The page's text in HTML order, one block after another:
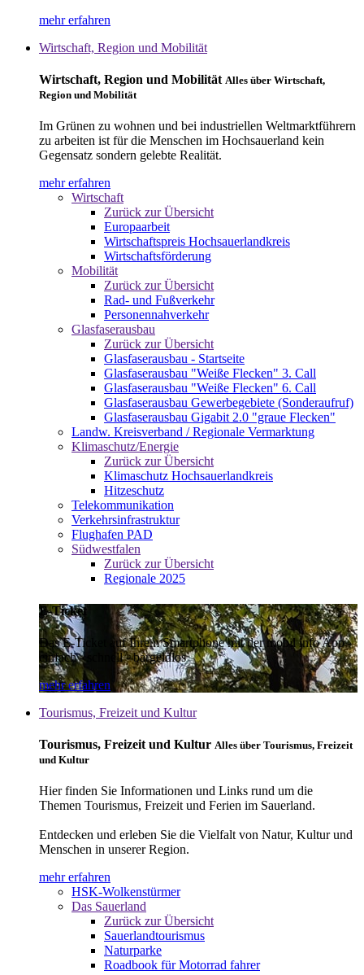
mehr erfahren
Wirtschaft, Region und Mobilität
Wirtschaft, Region und Mobilität Alles über Wirtschaft,
Region und Mobilität
Im Grünen zu wohnen und bei industriellen Weltmarktführern
zu arbeiten ist für die Menschen im Hochsauerland kein
Gegensatz sondern gelebte Realität.
mehr erfahren
Wirtschaft
Zurück zur Übersicht
Europaarbeit
Wirtschaftspreis Hochsauerlandkreis
Wirtschaftsförderung
Mobilität
Zurück zur Übersicht
Rad- und Fußverkehr
Personennahverkehr
Glasfaserausbau
Zurück zur Übersicht
Glasfaserausbau - Startseite
Glasfaserausbau "Weiße Flecken" 3. Call
Glasfaserausbau "Weiße Flecken" 6. Call
Glasfaserausbau Gewerbegebiete (Sonderaufruf)
Glasfaserausbau Gigabit 2.0 "graue Flecken"
Landw. Kreisverband / Regionale Vermarktung
Klimaschutz/Energie
Zurück zur Übersicht
Klimaschutz Hochsauerlandkreis
Hitzeschutz
Telekommunikation
Verkehrsinfrastruktur
Flughafen PAD
Südwestfalen
Zurück zur Übersicht
Regionale 2025
E-Ticket
Das E-Ticket auf Ihrem Smartphone mit der mobil info App -
einfach - schnell - bargeldlos
mehr erfahren
Tourismus, Freizeit und Kultur
Tourismus, Freizeit und Kultur Alles über Tourismus, Freizeit
und Kultur
Hier finden Sie Informationen und Links rund um die
Themen Tourismus, Freizeit und Ferien im Sauerland.
Entdecken und erleben Sie die Vielfalt von Natur, Kultur und
Menschen in unserer Region.
mehr erfahren
HSK-Wolkenstürmer
Das Sauerland
Zurück zur Übersicht
Sauerlandtourismus
Naturparke
Roadbook für Motorrad fahrer